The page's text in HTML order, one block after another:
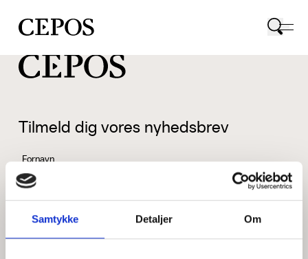
Samtykke Detaljer Om
CEPOS logo
Tilmeld dig vores nyhedsbrev
Fornavn
Efternavn